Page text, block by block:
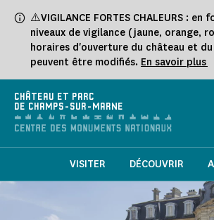
⚠️VIGILANCE FORTES CHALEURS : en
niveaux de vigilance (jaune, orange,
horaires d'ouverture du château et
peuvent être modifiés. En savoir plus
CHÂTEAU ET PARC
DE CHAMPS-SUR-MARNE
VISITER DÉCOUVRIR